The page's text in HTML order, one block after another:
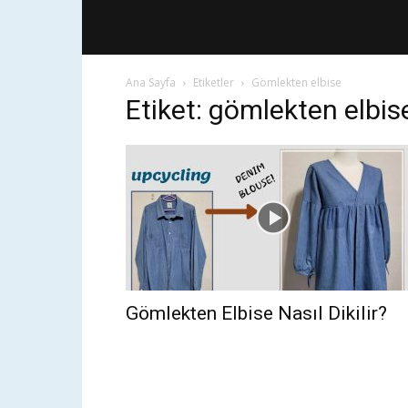
Ana Sayfa Etiketler Gömlekten elbise
Etiket: gömlekten
Gömlekten Elbise Nasıl Dikilir?